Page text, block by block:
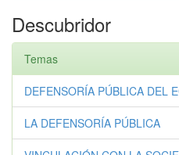
Descubridor
Temas
DEFENSORÍA PÚBLICA DEL
LA DEFENSORÍA PÚBLICA